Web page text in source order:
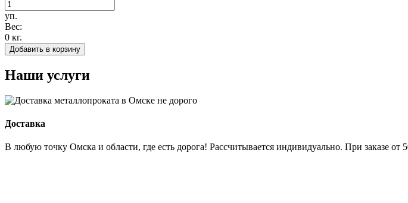
уп.
Вес:
0 кг.
Добавить в корзину
Наши услуги
Доставка
В любую точку Омска и области, где есть дорога! Рассчитывается индивидуально. При заказе